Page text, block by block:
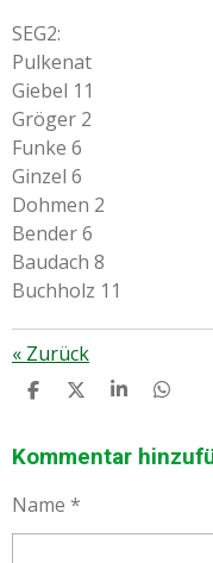
SEG2:
Pulkenat
Giebel 11
Gröger 2
Funke 6
Ginzel 6
Dohmen 2
Bender 6
Baudach 8
Buchholz 11
« Zurück
T
L
T
L
T
L
T
L
Kommentar
Name *